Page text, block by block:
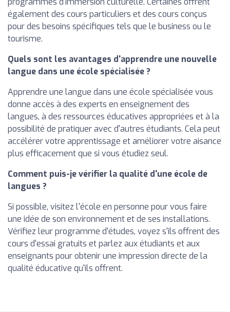
également des cours particuliers et des cours conçus
pour des besoins spécifiques tels que le business ou le
tourisme.
Quels sont les avantages d'apprendre une nouvelle
langue dans une école spécialisée ?
Apprendre une langue dans une école spécialisée vous
donne accès à des experts en enseignement des
langues, à des ressources éducatives appropriées et à la
possibilité de pratiquer avec d'autres étudiants. Cela peut
accélérer votre apprentissage et améliorer votre aisance
plus efficacement que si vous étudiez seul.
Comment puis-je vérifier la qualité d'une école de
langues ?
Si possible, visitez l'école en personne pour vous faire
une idée de son environnement et de ses installations.
Vérifiez leur programme d'études, voyez s'ils offrent des
cours d'essai gratuits et parlez aux étudiants et aux
enseignants pour obtenir une impression directe de la
qualité éducative qu'ils offrent.